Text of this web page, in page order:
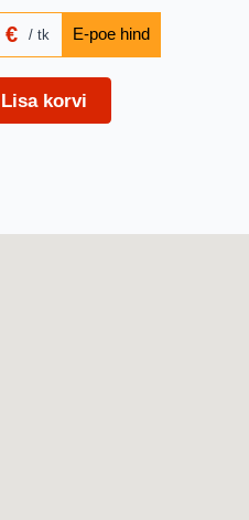
€ tk
Lisa korvi